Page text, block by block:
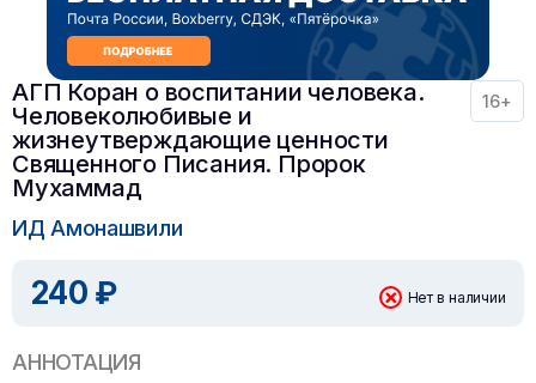
АГП Коран о воспитании человека.
Человеколюбивые и
жизнеутверждающие ценности
Священного Писания. Пророк
Мухаммад
16+
ИД Амонашвили
240 ₽ Нет в наличии
АННОТАЦИЯ